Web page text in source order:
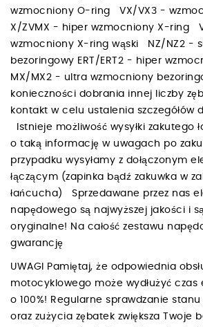
wzmocniony O-ring VX/VX3 -
X/ZVMX - hiper wzmocniony X-ring
wzmocniony X-ring wąski NZ/NZ2 -
bezoringowy ERT/ERT2 - hiper
MX/MX2 - ultra wzmocniony
konieczności dobrania innej liczby
kontakt w celu ustalenia szczegółów
Istnieje możliwość wysyłki zakutego
o taką informację w uwagach po
przypadku wysyłamy z dołączonym
łączącym (zapinka bądź zakuwka w
łańcucha) Sprzedawane przez nas
napędowego są najwyższej jakości i są
oryginalne! Na całość zestawu
gwarancję
UWAGI Pamiętaj, że odpowiednia
motocyklowego może wydłużyć
o 100%! Regularne sprawdzanie
oraz zużycia zębatek zwiększa Twoje